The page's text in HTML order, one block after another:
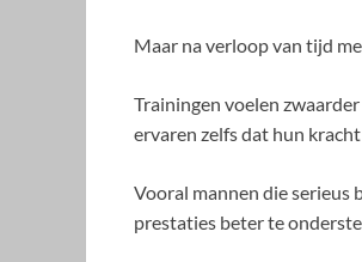
Maar na verloop van tijd
Trainingen voelen
ervaren zelfs dat hun
Vooral mannen die serieus
prestaties beter te